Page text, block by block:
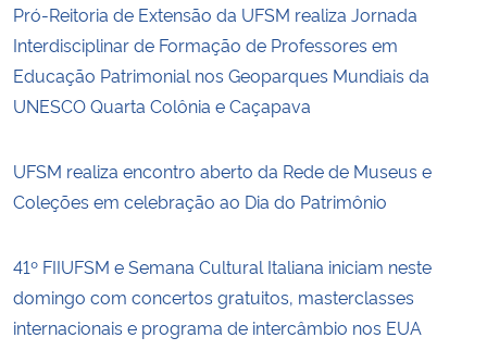
Pró-Reitoria de Extensão da UFSM realiza Jornada
Interdisciplinar de Formação de Professores em
Educação Patrimonial nos Geoparques Mundiais da
UNESCO Quarta Colônia e Caçapava
UFSM realiza encontro aberto da Rede de Museus e
Coleções em celebração ao Dia do Patrimônio
41º FIIUFSM e Semana Cultural Italiana iniciam neste
domingo com concertos gratuitos, masterclasses
internacionais e programa de intercâmbio nos EUA